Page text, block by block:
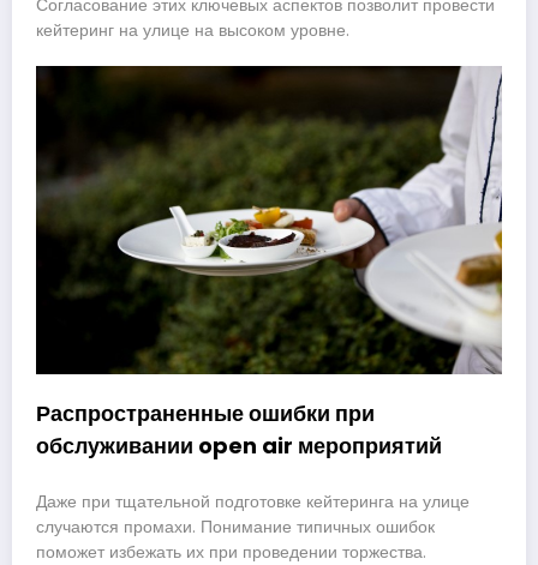
Согласование этих ключевых аспектов позволит провести
кейтеринг на улице на высоком уровне.
Распространенные ошибки при
обслуживании open air мероприятий
Даже при тщательной подготовке кейтеринга на улице
случаются промахи. Понимание типичных ошибок
поможет избежать их при проведении торжества.